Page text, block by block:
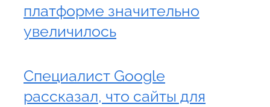
платформе значительно
увеличилось
Специалист Google
рассказал, что сайты для